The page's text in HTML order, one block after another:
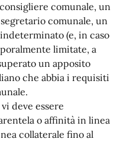
comunale, un
comunale, un
(e, in caso
limitate, a
un apposito
che abbia i requisiti
deve essere
o affinità in linea
collaterale fino al